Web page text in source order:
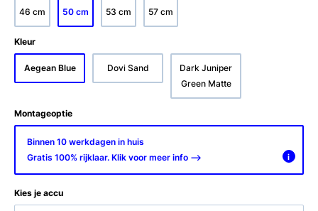
46 cm 50 cm 53 cm 57 cm
Kleur
Aegean Blue Dovi Sand
Dark Juniper
Green Matte
Montageoptie
Binnen 10 werkdagen in huis
Gratis 100% rijklaar. Klik voor meer info -->
i
Kies je accu